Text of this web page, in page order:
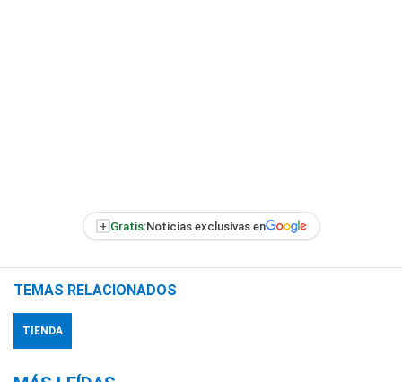
+ Gratis:Noticias exclusivas en
TEMAS RELACIONADOS
TIENDA